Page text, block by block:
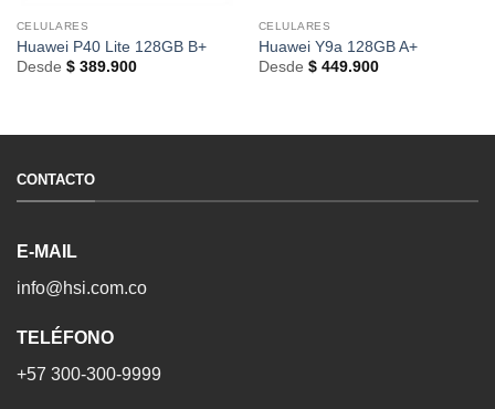
CELULARES
Huawei P40 Lite 128GB B+
Desde $389.900
CELULARES
Huawei Y9a 128GB A+
Desde $449.900
CONTACTO
E-MAIL
info@hsi.com.co
TELÉFONO
+57 300-300-9999